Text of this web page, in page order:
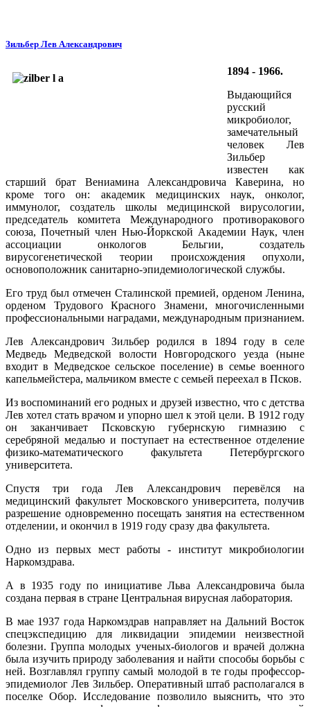
Зильбер Лев Александрович
1894 - 1966.
Выдающийся
русский
микробиолог,
замечательный
человек Лев
Зильбер
известен как
старший брат Вениамина Александровича Каверина, но
кроме того он: академик медицинских наук, онколог,
иммунолог, создатель школы медицинской вирусологии,
председатель комитета Международного противоракового
союза, Почетный член Нью-Йоркской Академии Наук, член
ассоциации онкологов Бельгии, создатель
вирусогенетической теории происхождения опухоли,
основоположник санитарно-эпидемиологической службы.
Его труд был отмечен Сталинской премией, орденом Ленина,
орденом Трудового Красного Знамени, многочисленными
профессиональными наградами, международным признанием.
Лев Александрович Зильбер родился в 1894 году в селе
Медведь Медведской волости Новгородского уезда (ныне
входит в Медведское сельское поселение) в семье военного
капельмейстера, мальчиком вместе с семьей переехал в Псков.
Из воспоминаний его родных и друзей известно, что с детства
Лев хотел стать врачом и упорно шел к этой цели. В 1912 году
он заканчивает Псковскую губернскую гимназию с
серебряной медалью и поступает на естественное отделение
физико-математического факультета Петербургского
университета.
Спустя три года Лев Александрович перевёлся на
медицинский факультет Московского университета, получив
разрешение одновременно посещать занятия на естественном
отделении, и окончил в 1919 году сразу два факультета.
Одно из первых мест работы - институт микробиологии
Наркомздрава.
А в 1935 году по инициативе Льва Александровича была
создана первая в стране Центральная вирусная лаборатория.
В мае 1937 года Наркомздрав направляет на Дальний Восток
спецэкспедицию для ликвидации эпидемии неизвестной
болезни. Группа молодых ученых-биологов и врачей должна
была изучить природу заболевания и найти способы борьбы с
ней. Возглавлял группу самый молодой в те годы профессор-
эпидемиолог Лев Зильбер. Оперативный штаб располагался в
поселке Обор. Исследование позволило выяснить, что это